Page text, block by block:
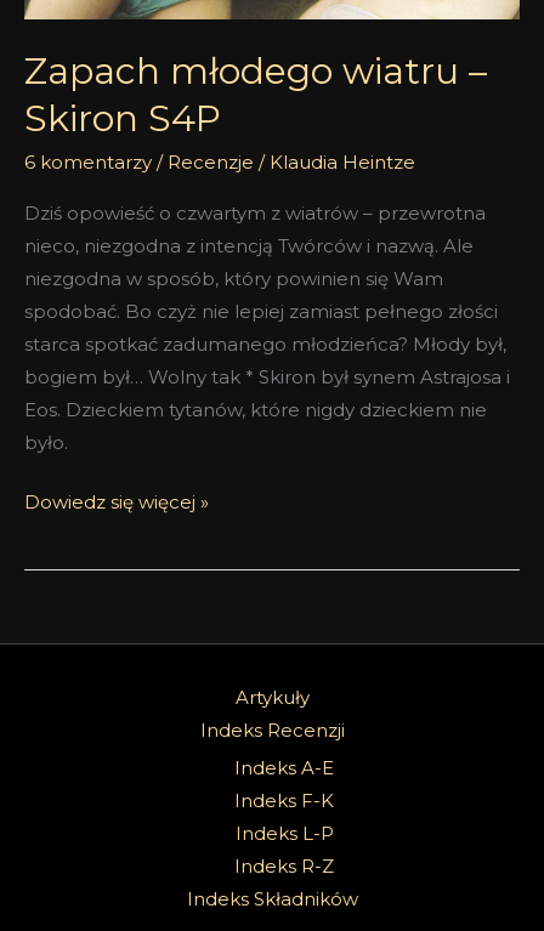
Zapach młodego wiatru –
Skiron S4P
6 komentarzy / Recenzje / Klaudia Heintze
Dziś opowieść o czwartym z wiatrów – przewrotna
nieco, niezgodna z intencją Twórców i nazwą. Ale
niezgodna w sposób, który powinien się Wam
spodobać. Bo czyż nie lepiej zamiast pełnego złości
starca spotkać zadumanego młodzieńca? Młody był,
bogiem był… Wolny tak * Skiron był synem Astrajosa i
Eos. Dzieckiem tytanów, które nigdy dzieckiem nie
było.
Dowiedz się więcej »
Artykuły
Indeks Recenzji
Indeks A-E
Indeks F-K
Indeks L-P
Indeks R-Z
Indeks Składników